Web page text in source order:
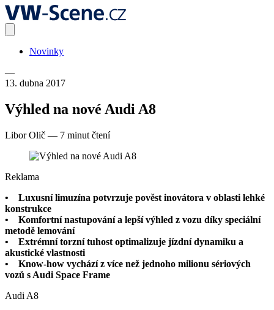
Novinky
—
13. dubna 2017
Výhled na nové Audi A8
Libor Olič — 7 minut čtení
Reklama
• Luxusní limuzína potvrzuje pověst inovátora v oblasti lehké
konstrukce
• Komfortní nastupování a lepší výhled z vozu díky speciální
metodě lemování
• Extrémní torzní tuhost optimalizuje jízdní dynamiku a
akustické vlastnosti
• Know-how vychází z více než jednoho milionu sériových
vozů s Audi Space Frame
Audi A8